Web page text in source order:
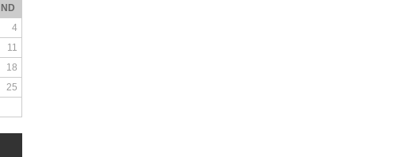
ND
4
11
18
25